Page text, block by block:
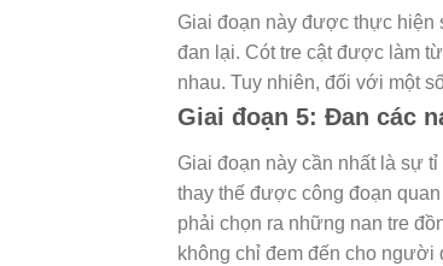
Giai đoạn này được thực hiện
đan lại. Cót tre cật được làm
nhau. Tuy nhiên, đối với một
Giai đoạn 5: Đan các
Giai đoạn này cần nhất là sự
thay thế được công đoạn
phải chọn ra những nan tre
không chỉ đem đến cho người